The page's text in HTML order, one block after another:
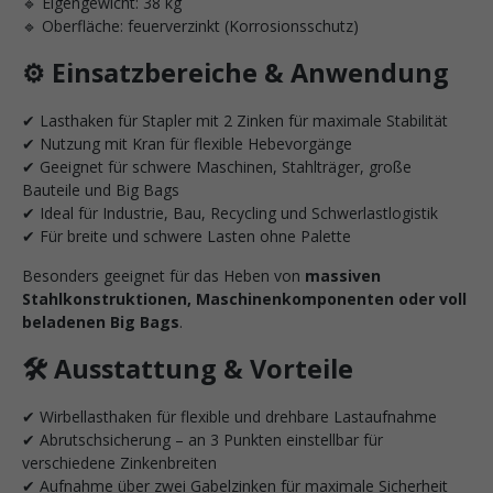
🔹 Oberfläche: feuerverzinkt (Korrosionsschutz)
⚙️ Einsatzbereiche & Anwendung
✔ Lasthaken für Stapler mit 2 Zinken für maximale Stabilität
✔ Nutzung mit Kran für flexible Hebevorgänge
✔ Geeignet für schwere Maschinen, Stahlträger, große
Bauteile und Big Bags
✔ Ideal für Industrie, Bau, Recycling und Schwerlastlogistik
✔ Für breite und schwere Lasten ohne Palette
Besonders geeignet für das Heben von massiven
Stahlkonstruktionen, Maschinenkomponenten oder voll
beladenen Big Bags.
🛠️ Ausstattung & Vorteile
✔ Wirbellasthaken für flexible und drehbare Lastaufnahme
✔ Abrutschsicherung – an 3 Punkten einstellbar für
verschiedene Zinkenbreiten
✔ Aufnahme über zwei Gabelzinken für maximale Sicherheit